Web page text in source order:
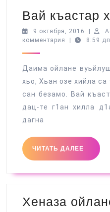
Вай къастар
9 октября, 2016
октября,
комментария
8:59 дп
Даима ойлане
хьо, Хьан озе хийла са
сан безамо. Вай
дац-те г1ан хилла
дагна
ЧИТАТЬ ДАЛЕЕ
ДАЛЕЕ
Хеназа